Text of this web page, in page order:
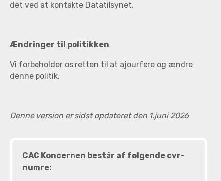
det ved at kontakte Datatilsynet.
Ændringer til politikken
Vi forbeholder os retten til at ajourføre og ændre
denne politik.
Denne version er sidst opdateret den 1.juni 2026
CAC Koncernen består af følgende cvr-
numre: